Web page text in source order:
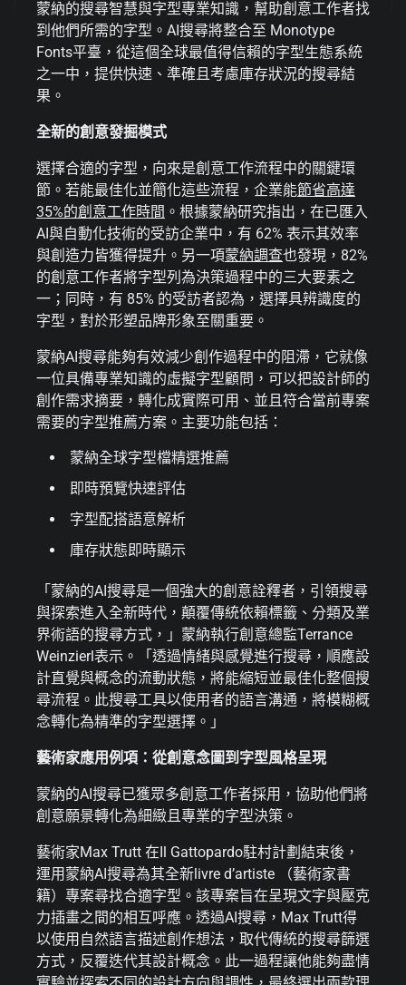
蒙納的搜尋智慧與字型專業知識，幫助創意工作者找
到他們所需的字型。AI搜尋將整合至 Monotype
Fonts平臺，從這個全球最值得信賴的字型生態系統
之一中，提供快速、準確且考慮庫存狀況的搜尋結
果。
全新的創意發掘模式
選擇合適的字型，向來是創意工作流程中的關鍵環
節。若能最佳化並簡化這些流程，企業能節省高達
35%的創意工作時間 。根據蒙納研究指出，在已匯入
AI與自動化技術的受訪企業中，有 62% 表示其效率
與創造力皆獲得提升。另一項蒙納調查也發現，82%
的創意工作者將字型列為決策過程中的三大要素之
一；同時，有 85% 的受訪者認為，選擇具辨識度的
字型，對於形塑品牌形象至關重要。
蒙納AI搜尋能夠有效減少創作過程中的阻滯，它就像
一位具備專業知識的虛擬字型顧問，可以把設計師的
創作需求摘要，轉化成實際可用、並且符合當前專案
需要的字型推薦方案。主要功能包括：
蒙納全球字型檔精選推薦
即時預覽快速評估
字型配搭語意解析
庫存狀態即時顯示
「蒙納的AI搜尋是一個強大的創意詮釋者，引領搜尋
與探索進入全新時代，顛覆傳統依賴標籤、分類及業
界術語的搜尋方式，」蒙納執行創意總監Terrance
Weinzierl表示。「透過情緒與感覺進行搜尋，順應設
計直覺與概念的流動狀態，將能縮短並最佳化整個搜
尋流程。此搜尋工具以使用者的語言溝通，將模糊概
念轉化為精準的字型選擇。」
藝術家應用例項：從創意念圖到字型風格呈現
蒙納的AI搜尋已獲眾多創意工作者採用，協助他們將
創意願景轉化為細緻且專業的字型決策。
藝術家Max Trutt 在Il Gattopardo駐村計劃結束後，
運用蒙納AI搜尋為其全新livre d’artiste （藝術家書
籍）專案尋找合適字型。該專案旨在呈現文字與壓克
力插畫之間的相互呼應。透過AI搜尋，Max Trutt得
以使用自然語言描述創作想法，取代傳統的搜尋篩選
方式，反覆迭代其設計概念。此一過程讓他能夠盡情